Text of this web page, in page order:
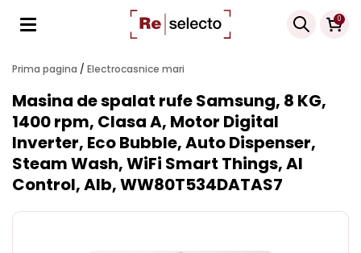
0
Products
search
Prima pagina / Electrocasnice mari
Masina de spalat rufe Samsung, 8 KG,
1400 rpm, Clasa A, Motor Digital
Inverter, Eco Bubble, Auto Dispenser,
Steam Wash, WiFi Smart Things, AI
Control, Alb, WW80T534DATAS7